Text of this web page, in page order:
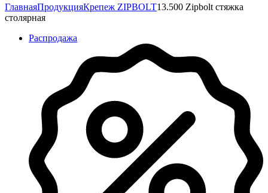
ГлавнаяПродукцияКрепеж ZIPBOLT13.500 Zipbolt cтяжка
столярная
Распродажа